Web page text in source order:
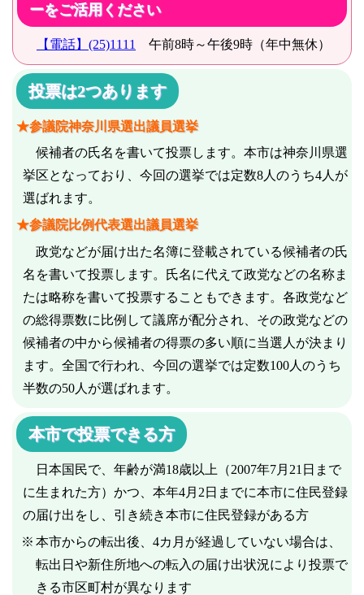
ーをご活用ください
【電話】(25)1111 午前8時～午後9時（年中無休）
投票は2つあります
★参議院神奈川県選出議員選挙
候補者の氏名を書いて投票します。本市は神奈川県選
挙区となっており、今回の選挙では定数8人のうち4人が
選ばれます。
★参議院比例代表選出議員選挙
政党などが届け出た名簿に登載されている候補者の氏
名を書いて投票します。氏名に代えて政党などの名称ま
たは略称を書いて投票することもできます。各政党など
の総得票数に比例して議席が配分され、その政党などの
候補者の中から候補者の得票の多い順に当選人が決まり
ます。全国で行われ、今回の選挙では定数100人のうち
半数の50人が選ばれます。
本市で投票できる方
日本国民で、年齢が満18歳以上（2007年7月21日まで
に生まれた方）かつ、本年4月2日までに本市に住民登録
の届け出をし、引き続き本市に住民登録がある方
本市からの転出後、4カ月が経過していない場合は、
転出日や新住所地への転入の届け出状況により投票で
きる市区町村が異なります